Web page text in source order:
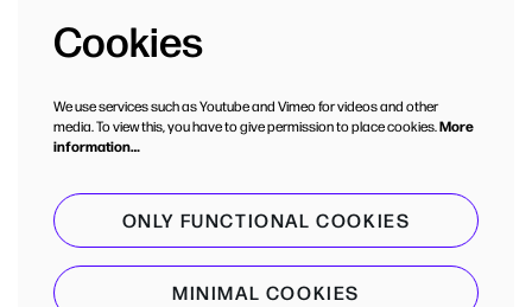
Cookies
We use services such as Youtube and Vimeo for videos and other
media. To view this, you have to give permission to place cookies.More
information…
ONLY FUNCTIONAL COOKIES
MINIMAL COOKIES